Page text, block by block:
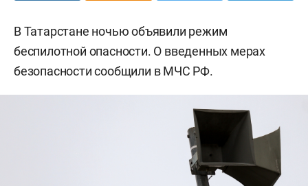
В Татарстане ночью объявили режим
беспилотной опасности. О введенных мерах
безопасности сообщили в МЧС РФ.